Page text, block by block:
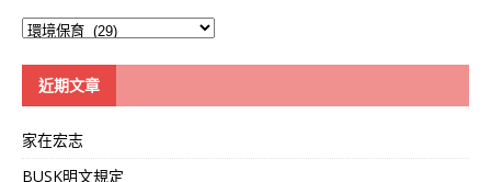
大
近期文章
家在宏志
BUSK明文規定